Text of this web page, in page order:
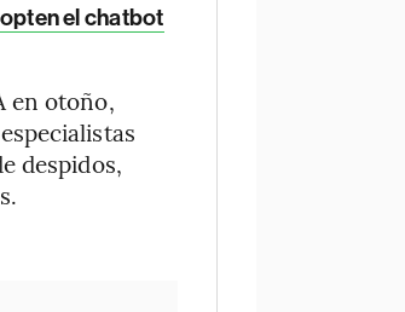
el chatbot
en otoño,
despidos,